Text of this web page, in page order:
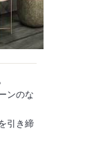
ンのな
引き締